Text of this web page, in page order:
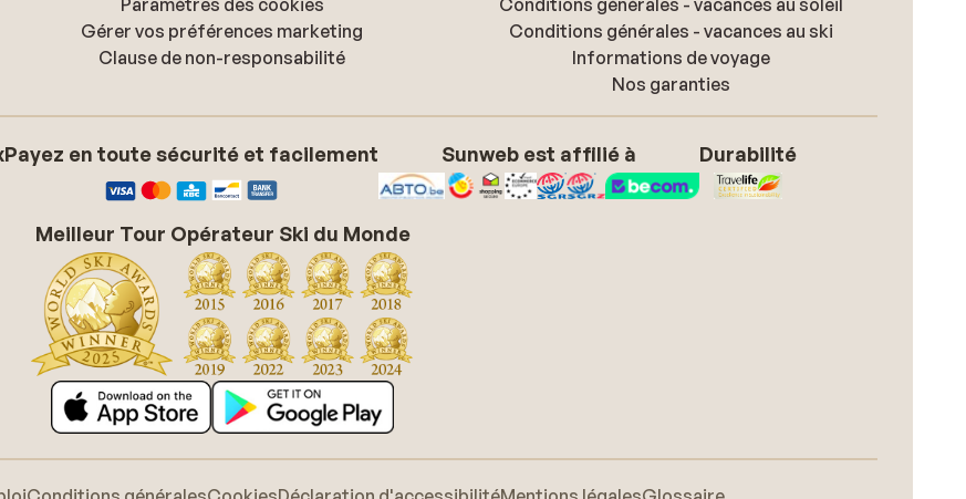
Paramètres des cookies
Gérer vos préférences marketing
Clause de non-responsabilité
Conditions générales - vacances au soleil
Conditions générales - vacances au ski
Informations de voyage
Nos garanties
Payez en toute sécurité et facilement Sunweb est affilié à Durabilité
Meilleur Tour Opérateur Ski du Monde